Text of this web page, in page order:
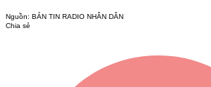
Nguồn: BẢN TIN RADIO NHÂN DÂN
Chia sẻ